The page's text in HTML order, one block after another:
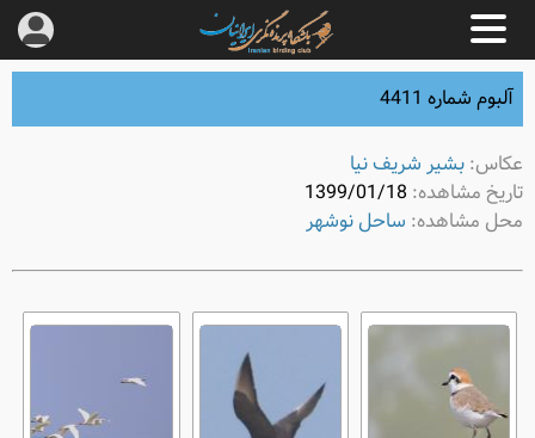
آلبوم شماره 4411
عکاس:بشیر شریف نیا
تاریخ مشاهده: 1399/01/18
محل مشاهده: ساحل نوشهر